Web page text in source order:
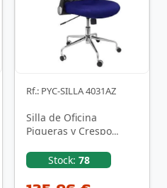
Rf.: PYC-SILLA 4031AZ
Silla de Oficina
Piqueras y Crespo
NegraStock: 78